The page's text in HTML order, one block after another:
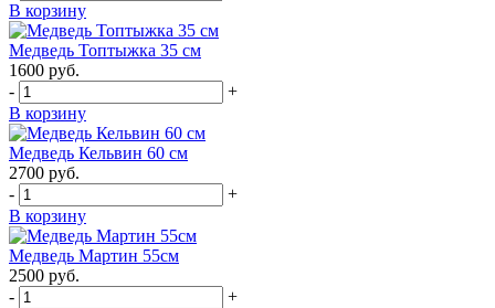
В корзину
Медведь Топтыжка 35 см
1600 руб.
-
+
В корзину
Медведь Кельвин 60 см
2700 руб.
-
+
В корзину
Медведь Мартин 55см
2500 руб.
-
+